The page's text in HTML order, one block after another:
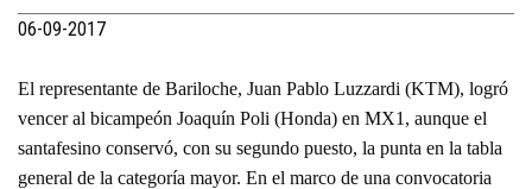
06-09-2017
El representante de Bariloche, Juan Pablo Luzzardi (KTM), logró
vencer al bicampeón Joaquín Poli (Honda) en MX1, aunque el
santafesino conservó, con su segundo puesto, la punta en la tabla
general de la categoría mayor. En el marco de una convocatoria